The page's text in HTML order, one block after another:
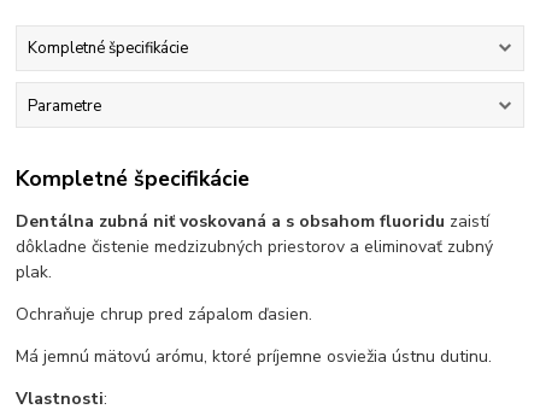
Kompletné špecifikácie
Parametre
Kompletné špecifikácie
Dentálna zubná niť voskovaná a s obsahom fluoridu zaistí
dôkladne čistenie medzizubných priestorov a eliminovať zubný
plak.
Ochraňuje chrup pred zápalom ďasien.
Má jemnú mätovú arómu, ktoré príjemne osviežia ústnu dutinu.
Vlastnosti: